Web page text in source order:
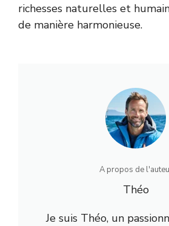
richesses naturelles et
de manière harmonieuse.
A propos de
Théo
Je suis Théo, un